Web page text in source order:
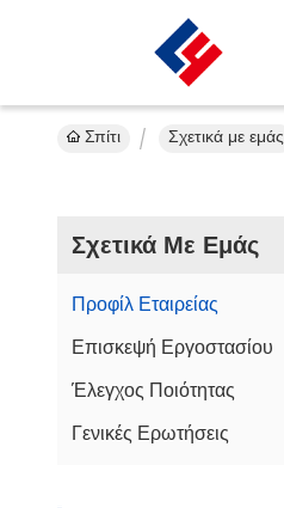
Σπίτι Σχετικά με εμάς
Σχετικά Με Εμάς
Προφίλ Εταιρείας
Επισκεψή Εργοστασίου
Έλεγχος Ποιότητας
Γενικές Ερωτήσεις